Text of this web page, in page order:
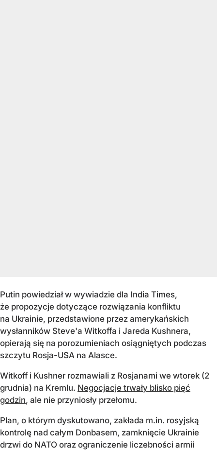
Putin powiedział w wywiadzie dla India Times,
że propozycje dotyczące rozwiązania konfliktu
na Ukrainie, przedstawione przez amerykańskich
wysłanników Steve'a Witkoffa i Jareda Kushnera,
opierają się na porozumieniach osiągniętych podczas
szczytu Rosja-USA na Alasce.
Witkoff i Kushner rozmawiali z Rosjanami we wtorek (2
grudnia) na Kremlu. Negocjacje trwały blisko pięć
godzin, ale nie przyniosły przełomu.
Plan, o którym dyskutowano, zakłada m.in. rosyjską
kontrolę nad całym Donbasem, zamknięcie Ukrainie
drzwi do NATO oraz ograniczenie liczebności armii